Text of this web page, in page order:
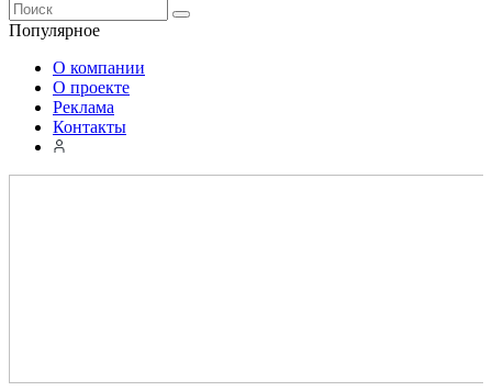
Популярное
О компании
О проекте
Реклама
Контакты